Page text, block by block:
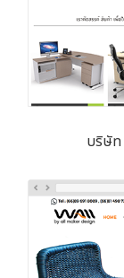
บริษัท